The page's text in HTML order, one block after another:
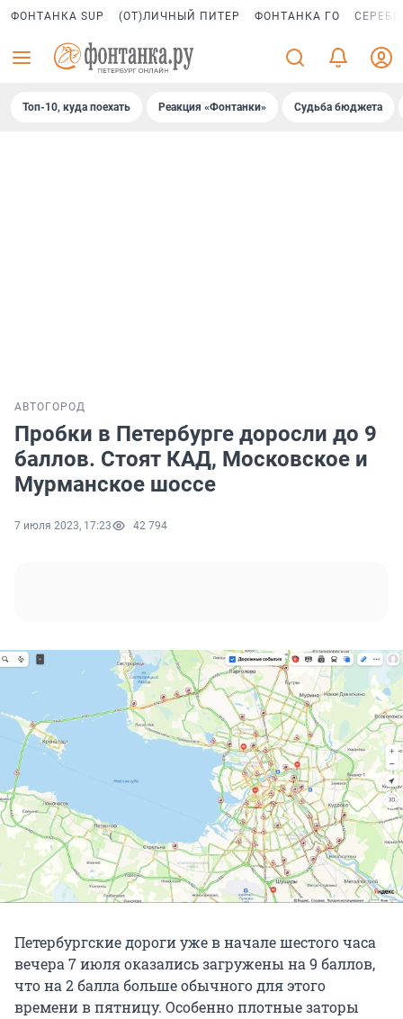
ФОНТАНКА SUP (ОТ)ЛИЧНЫЙ ПИТЕР ФОНТАНКА ГО
Топ-10, куда поехать Реакция «Фонтанки» Судьба бюджета
АВТО ГОРОД
Пробки в Петербурге доросли до 9
баллов. Стоят КАД, Московское и
Мурманское шоссе
7 июля 2023, 17:23 42 794
Петербургские дороги уже в начале шестого часа
вечера 7 июля оказались загружены на 9 баллов,
что на 2 балла больше обычного для этого
времени в пятницу. Особенно плотные заторы